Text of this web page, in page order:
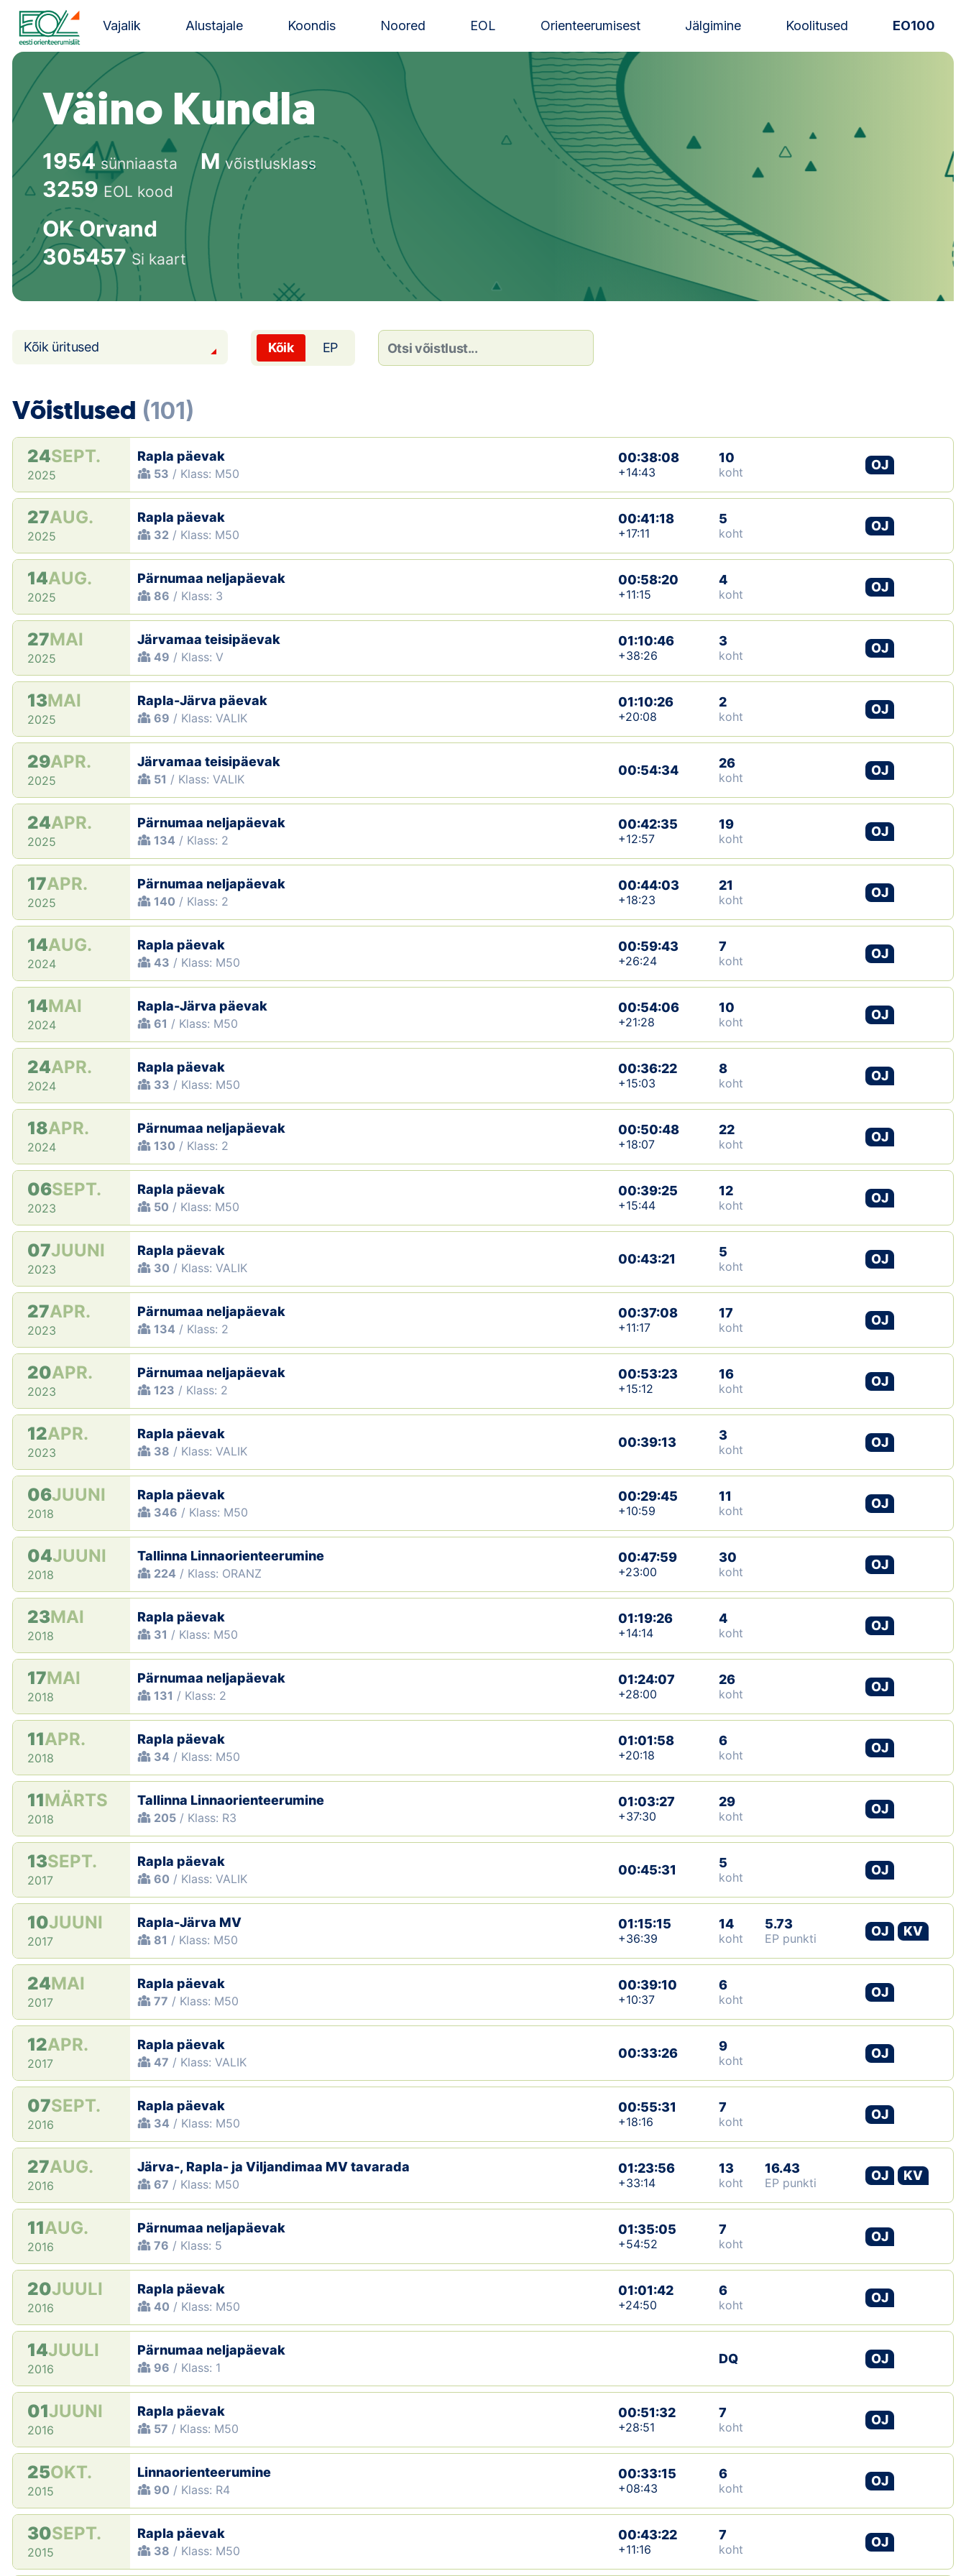
Liigu
juurde
Estonian Orienteering Federation
Vajalik Alustajale Koondis Noored EOL Orienteerumisest Jälgimine Koolitused EO100
Orienteerujale
Eesti Orienteerumine 100!
Toetamine
Telli litsents!
Noored
Kaardid
Kalender
Koondised
Tulemused
Dokumendid
Suletud maastikud
Püsirajad
Ajalugu
Koolitused
OTSI
Väino Kundla
1954sünniaasta Mvõistlusklass
3259 EOL kood
OK Orvand
305457Si kaart
Kõik üritused Kõik EP
Võistlused (101)
24SEPT.
2025
Rapla päevak
53 / Klass: M50
00:38:08
+14:43
10
koht
OJ
27AUG.
2025
Rapla päevak
32 / Klass: M50
00:41:18
+17:11
5
koht
OJ
14AUG.
2025
Pärnumaa neljapäevak
86 / Klass: 3
00:58:20
+11:15
4
koht
OJ
27MAI
2025
Järvamaa teisipäevak
49 / Klass: V
01:10:46
+38:26
3
koht
OJ
13MAI
2025
Rapla-Järva päevak
69 / Klass: VALIK
01:10:26
+20:08
2
koht
OJ
29APR.
2025
Järvamaa teisipäevak
51 / Klass: VALIK
00:54:34 26
koht
OJ
24APR.
2025
Pärnumaa neljapäevak
134 / Klass: 2
00:42:35
+12:57
19
koht
OJ
17APR.
2025
Pärnumaa neljapäevak
140 / Klass: 2
00:44:03
+18:23
21
koht
OJ
14AUG.
2024
Rapla päevak
43 / Klass: M50
00:59:43
+26:24
7
koht
OJ
14MAI
2024
Rapla-Järva päevak
61 / Klass: M50
00:54:06
+21:28
10
koht
OJ
24APR.
2024
Rapla päevak
33 / Klass: M50
00:36:22
+15:03
8
koht
OJ
18APR.
2024
Pärnumaa neljapäevak
130 / Klass: 2
00:50:48
+18:07
22
koht
OJ
06SEPT.
2023
Rapla päevak
50 / Klass: M50
00:39:25
+15:44
12
koht
OJ
07JUUNI
2023
Rapla päevak
30 / Klass: VALIK
00:43:21 5
koht
OJ
27APR.
2023
Pärnumaa neljapäevak
134 / Klass: 2
00:37:08
+11:17
17
koht
OJ
20APR.
2023
Pärnumaa neljapäevak
123 / Klass: 2
00:53:23
+15:12
16
koht
OJ
12APR.
2023
Rapla päevak
38 / Klass: VALIK
00:39:13 3
koht
OJ
06JUUNI
2018
Rapla päevak
346 / Klass: M50
00:29:45
+10:59
11
koht
OJ
04JUUNI
2018
Tallinna Linnaorienteerumine
224 / Klass: ORANZ
00:47:59
+23:00
30
koht
OJ
23MAI
2018
Rapla päevak
31 / Klass: M50
01:19:26
+14:14
4
koht
OJ
17MAI
2018
Pärnumaa neljapäevak
131 / Klass: 2
01:24:07
+28:00
26
koht
OJ
11APR.
2018
Rapla päevak
34 / Klass: M50
01:01:58
+20:18
6
koht
OJ
11MÄRTS
2018
Tallinna Linnaorienteerumine
205 / Klass: R3
01:03:27
+37:30
29
koht
OJ
13SEPT.
2017
Rapla päevak
60 / Klass: VALIK
00:45:31 5
koht
OJ
10JUUNI
2017
Rapla-Järva MV
81 / Klass: M50
01:15:15
+36:39
14
koht
5.73
EP punkti
OJ KV
24MAI
2017
Rapla päevak
77 / Klass: M50
00:39:10
+10:37
6
koht
OJ
12APR.
2017
Rapla päevak
47 / Klass: VALIK
00:33:26 9
koht
OJ
07SEPT.
2016
Rapla päevak
34 / Klass: M50
00:55:31
+18:16
7
koht
OJ
27AUG.
2016
Järva-, Rapla- ja Viljandimaa MV tavarada
67 / Klass: M50
01:23:56
+33:14
13
koht
16.43
EP punkti
OJ KV
11AUG.
2016
Pärnumaa neljapäevak
76 / Klass: 5
01:35:05
+54:52
7
koht
OJ
20JUULI
2016
Rapla päevak
40 / Klass: M50
01:01:42
+24:50
6
koht
OJ
14JUULI
2016
Pärnumaa neljapäevak
96 / Klass: 1
DQ OJ
01JUUNI
2016
Rapla päevak
57 / Klass: M50
00:51:32
+28:51
7
koht
OJ
25OKT.
2015
Linnaorienteerumine
90 / Klass: R4
00:33:15
+08:43
6
koht
OJ
30SEPT.
2015
Rapla päevak
38 / Klass: M50
00:43:22
+11:16
7
koht
OJ